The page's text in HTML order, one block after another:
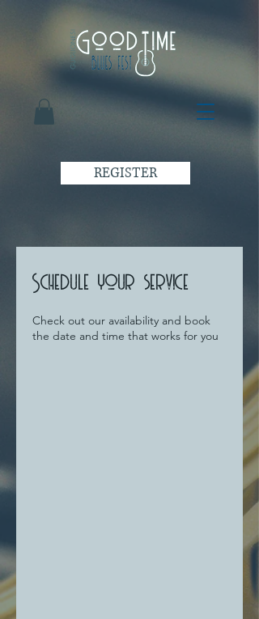
REGISTER
Schedule your service
Check out our availability and book
the date and time that works for you